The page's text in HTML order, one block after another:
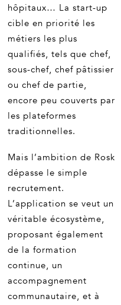
hôpitaux… La start-up
cible en priorité les
métiers les plus
qualifiés, tels que chef,
sous-chef, chef pâtissier
ou chef de partie,
encore peu couverts par
les plateformes
traditionnelles.
Mais l’ambition de Rosk
dépasse le simple
recrutement.
L’application se veut un
véritable écosystème,
proposant également
de la formation
continue, un
accompagnement
communautaire, et à